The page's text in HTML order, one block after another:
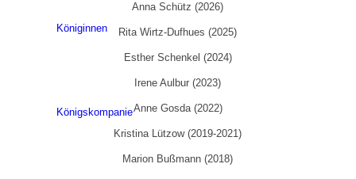
Königinnen
Königskompanie
Anna Schütz (2026)
Rita Wirtz-Dufhues (2025)
Esther Schenkel (2024)
Irene Aulbur (2023)
Anne Gosda (2022)
Kristina Lützow (2019-2021)
Marion Bußmann (2018)